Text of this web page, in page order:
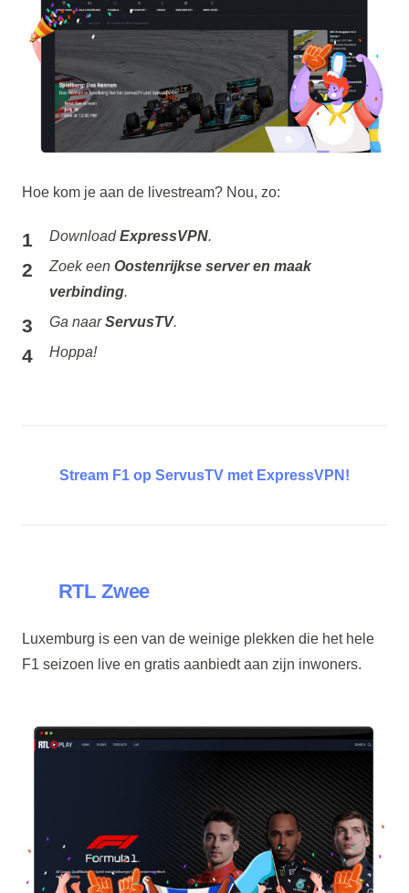
Hoe kom je aan de livestream? Nou, zo:
DownloadExpressVPN.
Zoek een Oostenrijkse server en maak
verbinding.
Ga naarServusTV.
Hoppa!
Stream F1 op ServusTV met ExpressVPN!
RTL Zwee
Luxemburg is een van de weinige plekken die het hele
F1 seizoen live en gratis aanbiedt aan zijn inwoners.